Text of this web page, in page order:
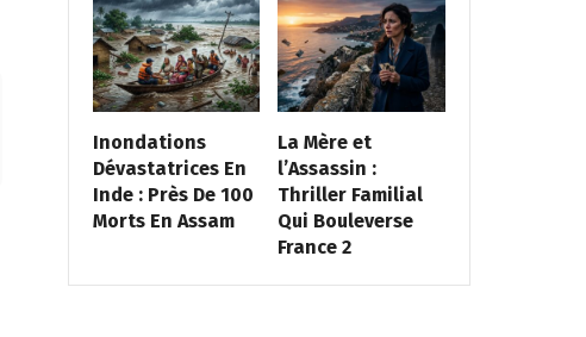
Inondations
Dévastatrices En
Inde : Près De 100
Morts En Assam
La Mère et
l’Assassin :
Thriller Familial
Qui Bouleverse
France 2